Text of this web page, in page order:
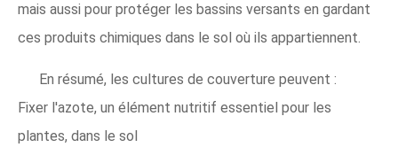
mais aussi pour protéger les bassins versants en gardant
ces produits chimiques dans le sol où ils appartiennent.
En résumé, les cultures de couverture peuvent :
Fixer l'azote, un élément nutritif essentiel pour les
plantes, dans le sol